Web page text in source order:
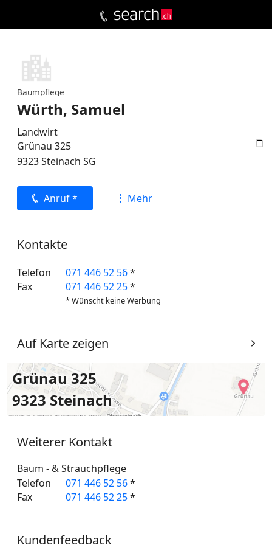
Baumpflege
Würth, Samuel
Landwirt

Grünau 325
9323Steinach SG
Anruf * Mehr
Kontakte
Telefon 071 446 52 56*
Fax
071 446 52 25*
* Wünscht keine Werbung
Auf Karte zeigen
Grünau 325
9323 Steinach
Weiterer Kontakt
Baum - & Strauchpflege
Telefon
071 446 52 56*
Fax
071 446 52 25*
Kundenfeedback